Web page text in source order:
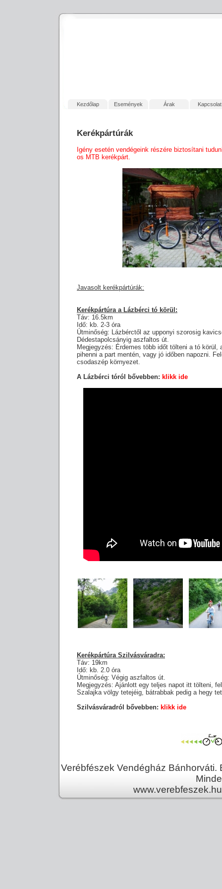
Kezdőlap Események Árak Kapcsolat
Kerékpártúrák
Igény esetén vendégeink részére biztosítani
os MTB kerékpárt.
Javasolt kerékpártúrák:
Kerékpártúra a Lázbérci tó körül:
Táv: 16.5km
Idő: kb. 2-3 óra
Útminőség: Lázbérctől az upponyi szorosig
Dédestapolcsányig aszfaltos út.
Megjegyzés: Érdemes több időt tölteni a tó körül,
pihenni a part mentén, vagy jó időben napozni.
csodaszép környezet.
A Lázbérci tóról bővebben: klikk ide
Kerékpártúra Szilvásváradra:
Táv: 19km
Idő: kb. 2.0 óra
Útminőség: Végig aszfaltos út.
Megjegyzés: Ajánlott egy teljes napot itt tölteni,
Szalajka völgy tetejéig, bátrabbak pedig a hegy
Szilvásváradról bővebben: klikk ide
Verébfészek Vendégház